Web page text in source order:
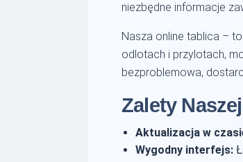
niezbędne informacje
Nasza online tablica –
odlotach i przylotach,
bezproblemowa,
Zalety
Aktualizacja w
Wygodny interfejs: